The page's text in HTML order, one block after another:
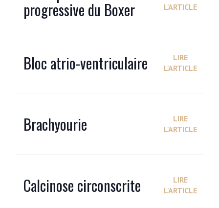
progressive du Boxer
L'ARTICLE
Bloc atrio-ventriculaire
LIRE
L'ARTICLE
Brachyourie
LIRE
L'ARTICLE
Calcinose circonscrite
LIRE
L'ARTICLE